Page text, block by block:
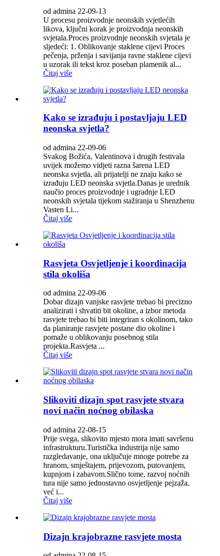
od admina 22-09-13
U procesu proizvodnje neonskih svjetlećih
likova, ključni korak je proizvodnja neonskih
svjetala.Proces proizvodnje neonskih svjetala je
sljedeći: 1. Oblikovanje staklene cijevi Proces
pečenja, prženja i savijanja ravne staklene cijevi
u uzorak ili tekst kroz poseban plamenik al...
Čitaj više
Kako se izrađuju i postavljaju LED
neonska svjetla?
od admina 22-09-06
Svakog Božića, Valentinova i drugih festivala
uvijek možemo vidjeti razna šarena LED
neonska svjetla, ali prijatelji ne znaju kako se
izrađuju LED neonska svjetla.Danas je urednik
naučio proces proizvodnje i ugradnje LED
neonskih svjetala tijekom stažiranja u Shenzhenu
Vasten Li...
Čitaj više
Rasvjeta Osvjetljenje i koordinacija
stila okoliša
od admina 22-09-06
Dobar dizajn vanjske rasvjete trebao bi precizno
analizirati i shvatiti bit okoline, a izbor metoda
rasvjete trebao bi biti integriran s okolinom, tako
da planiranje rasvjete postane dio okoline i
pomaže u oblikovanju posebnog stila
projekta.Rasvjeta ...
Čitaj više
Slikoviti dizajn spot rasvjete stvara
novi način noćnog obilaska
od admina 22-08-15
Prije svega, slikovito mjesto mora imati savršenu
infrastrukturu.Turistička industrija nije samo
razgledavanje, ona uključuje mnoge potrebe za
hranom, smještajem, prijevozom, putovanjem,
kupnjom i zabavom.Slično tome, razvoj noćnih
tura nije samo jednostavno osvjetljenje pejzaža,
već i...
Čitaj više
Dizajn krajobrazne rasvjete mosta